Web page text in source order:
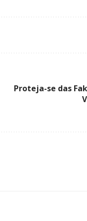
Proteja-se das